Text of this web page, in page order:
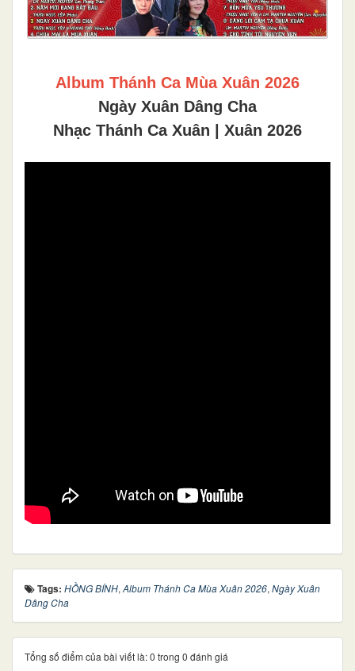
Album Thánh Ca Mùa Xuân 2026
Ngày Xuân Dâng Cha
Nhạc Thánh Ca Xuân | Xuân 2026
Tags: HỒNG BÍNH, Album Thánh Ca Mùa Xuân 2026, Ngày Xuân
Dâng Cha
Tổng số điểm của bài viết là: 0 trong 0 đánh giá